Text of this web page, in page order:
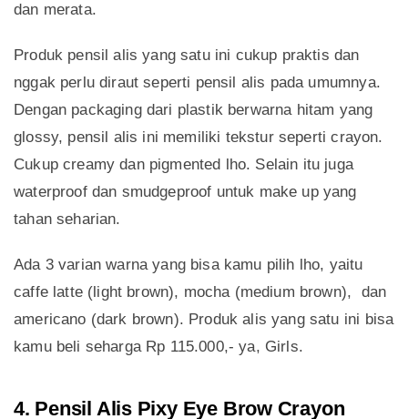
dan merata.
Produk pensil alis yang satu ini cukup praktis dan
nggak perlu diraut seperti pensil alis pada umumnya.
Dengan packaging dari plastik berwarna hitam yang
glossy, pensil alis ini memiliki tekstur seperti crayon.
Cukup creamy dan pigmented lho. Selain itu juga
waterproof dan smudgeproof untuk make up yang
tahan seharian.
Ada 3 varian warna yang bisa kamu pilih lho, yaitu
caffe latte (light brown), mocha (medium brown), dan
americano (dark brown). Produk alis yang satu ini bisa
kamu beli seharga Rp 115.000,- ya, Girls.
4. Pensil Alis Pixy Eye Brow Crayon